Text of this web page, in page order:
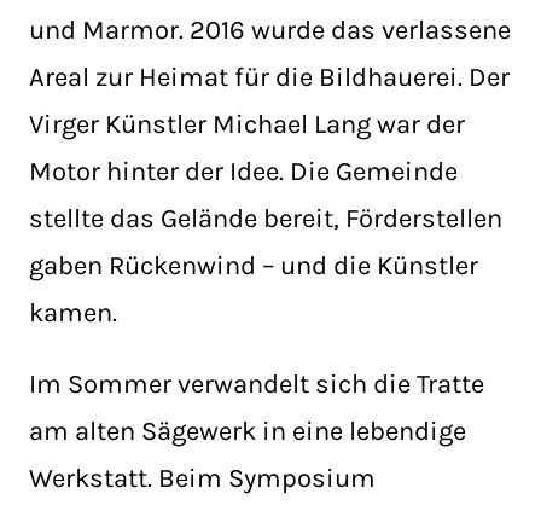
und Marmor. 2016 wurde das verlassene
Areal zur Heimat für die Bildhauerei. Der
Virger Künstler Michael Lang war der
Motor hinter der Idee. Die Gemeinde
stellte das Gelände bereit, Förderstellen
gaben Rückenwind – und die Künstler
kamen.
Im Sommer verwandelt sich die Tratte
am alten Sägewerk in eine lebendige
Werkstatt. Beim Symposium